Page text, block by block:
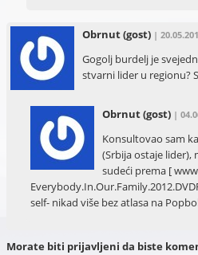
Obrnut(gost) |
Gogolj burdelj je
stvarni lider u regionu?
Obrnut(gost) |
Konsultovao sam
(Srbija ostaje lider),
sudeći prema [
self- nikad više bez atlasa na
Morate biti prijavljeni da biste